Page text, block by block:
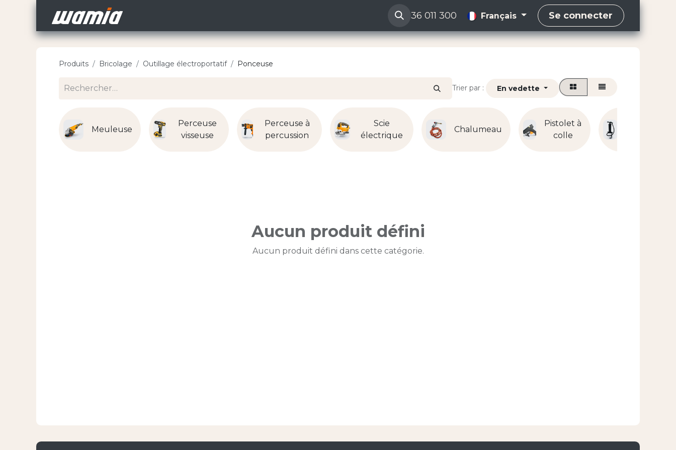
36 011 300 Français Se connecter
Produits Bricolage Outillage électroportatif Ponceuse
Trier par : En vedette
Meuleuse
Perceuse
visseuse
Perceuse à
percussion
Scie
électrique
Chalumeau
Pistolet à
colle
Aucun produit défini
Aucun produit défini dans cette catégorie.